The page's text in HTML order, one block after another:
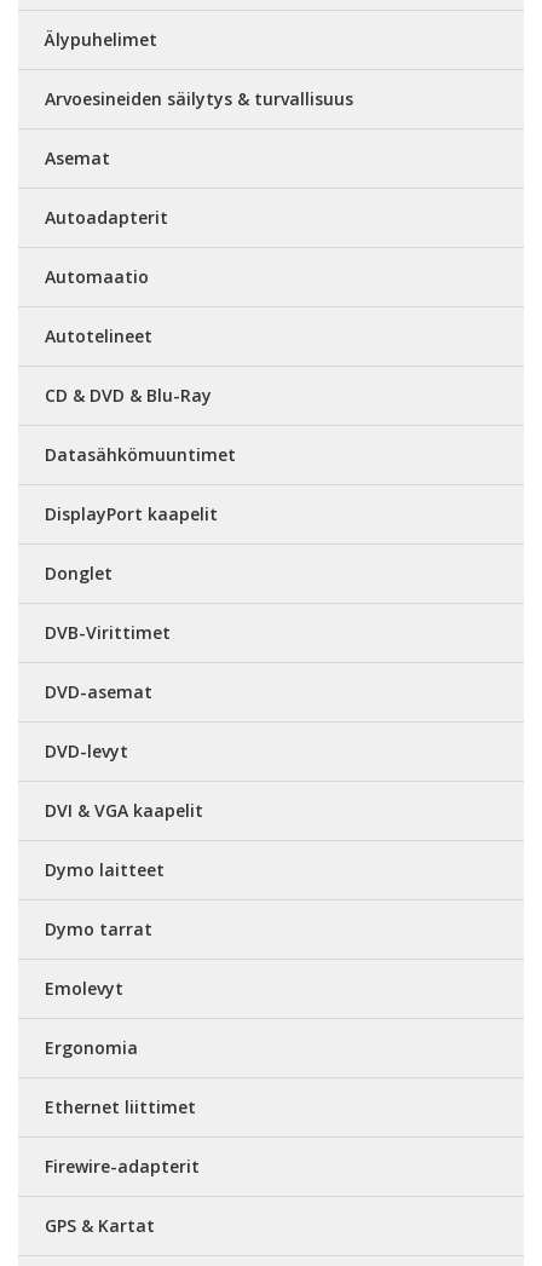
Älypuhelimet
Arvoesineiden säilytys & turvallisuus
Asemat
Autoadapterit
Automaatio
Autotelineet
CD & DVD & Blu-Ray
Datasähkömuuntimet
DisplayPort kaapelit
Donglet
DVB-Virittimet
DVD-asemat
DVD-levyt
DVI & VGA kaapelit
Dymo laitteet
Dymo tarrat
Emolevyt
Ergonomia
Ethernet liittimet
Firewire-adapterit
GPS & Kartat